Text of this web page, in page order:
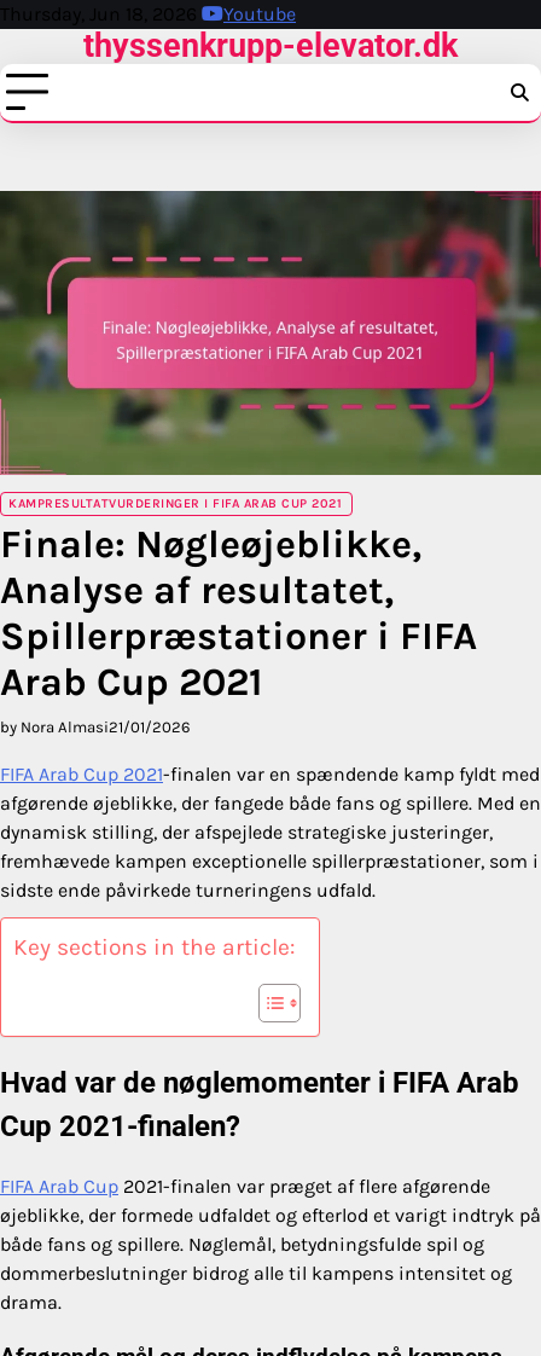
Skip
content
Thursday, Jun 18, 2026 Youtube
thyssenkrupp-elevator.dk
KAMPRESULTATVURDERINGER I FIFA ARAB CUP 2021
Finale: Nøgleøjeblikke,
Analyse af resultatet,
Spillerpræstationer i FIFA
Arab Cup 2021
by Nora Almasi21/01/2026
FIFA Arab Cup 2021-finalen var en spændende kamp fyldt med
afgørende øjeblikke, der fangede både fans og spillere. Med en
dynamisk stilling, der afspejlede strategiske justeringer,
fremhævede kampen exceptionelle spillerpræstationer, som i
sidste ende påvirkede turneringens udfald.
Key sections in the article:
Hvad var de nøglemomenter i FIFA Arab
Cup 2021-finalen?
FIFA Arab Cup 2021-finalen var præget af flere afgørende
øjeblikke, der formede udfaldet og efterlod et varigt indtryk på
både fans og spillere. Nøglemål, betydningsfulde spil og
dommerbeslutninger bidrog alle til kampens intensitet og
drama.